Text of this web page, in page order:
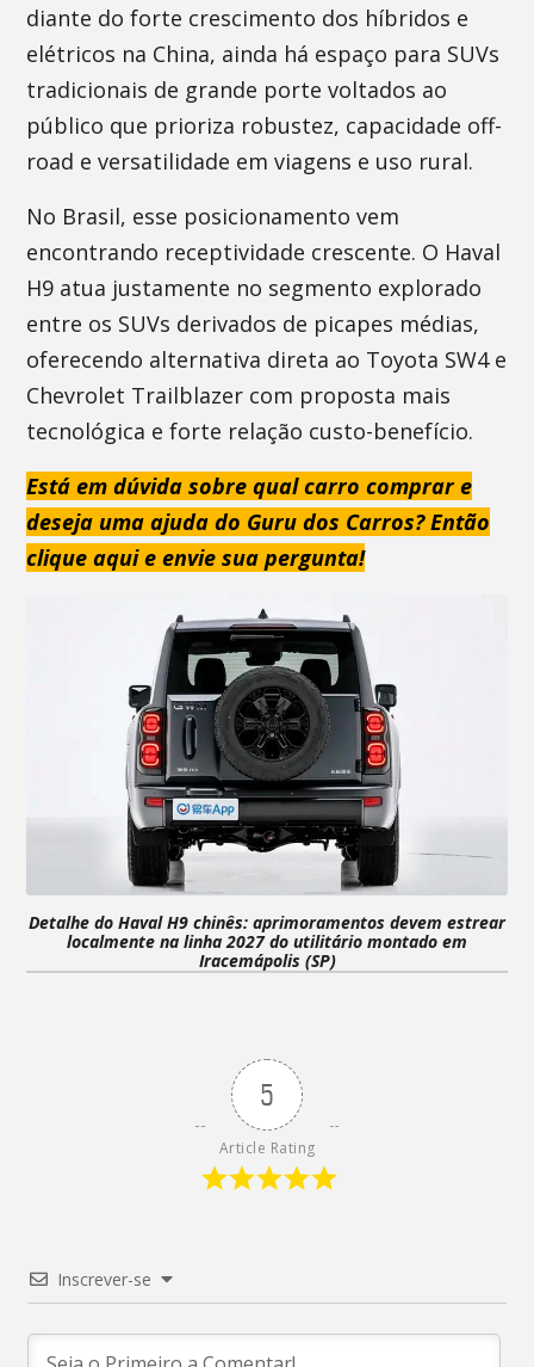
diante do forte crescimento dos híbridos e
elétricos na China, ainda há espaço para SUVs
tradicionais de grande porte voltados ao
público que prioriza robustez, capacidade off-
road e versatilidade em viagens e uso rural.
No Brasil, esse posicionamento vem
encontrando receptividade crescente. O Haval
H9 atua justamente no segmento explorado
entre os SUVs derivados de picapes médias,
oferecendo alternativa direta ao Toyota SW4 e
Chevrolet Trailblazer com proposta mais
tecnológica e forte relação custo-benefício.
Está em dúvida sobre qual carro comprar e
deseja uma ajuda do Guru dos Carros? Então
clique aqui e envie sua pergunta!
Detalhe do Haval H9 chinês: aprimoramentos devem estrear
localmente na linha 2027 do utilitário montado em
Iracemápolis (SP)
5
Article Rating
Inscrever-se